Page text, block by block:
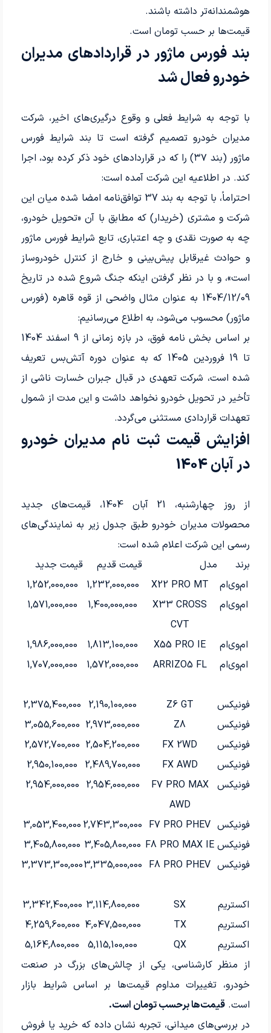
هوشمندانه‌تر داشته باشند.
قیمت‌ها بر حسب تومان است.
بند فورس ماژور در قراردادهای مدیران
خودرو فعال شد
با توجه به شرایط فعلی و وقوع درگیری‌های اخیر، شرکت
مدیران خودرو تصمیم گرفته است تا بند شرایط فورس
ماژور (بند ۳۷) را که در قراردادهای خود ذکر کرده بود، اجرا
کند. در اطلاعیه این شرکت آمده است:
احتراماً، با توجه به بند 37 توافق‌نامه امضا شده میان این
شرکت و مشتری (خریدار) که مطابق با آن «تحویل خودرو،
چه به صورت نقدی و چه اعتباری، تابع شرایط فورس ماژور
و حوادث غیرقابل پیش‌بینی و خارج از کنترل خودروساز
است»، و با در نظر گرفتن اینکه جنگ شروع شده در تاریخ
1404/12/09 به عنوان مثال واضحی از قوه قاهره (فورس
ماژور) محسوب می‌شود، به اطلاع می‌رسانیم:
بر اساس بخش نامه فوق، در بازه زمانی از 9 اسفند 1404
تا 19 فروردین 1405 که به عنوان دوره آتش‌بس تعریف
شده است، شرکت تعهدی در قبال جبران خسارت ناشی از
تأخیر در تحویل خودرو نخواهد داشت و این مدت از شمول
تعهدات قراردادی مستثنی می‌گردد.
افزایش قیمت ثبت نام مدیران خودرو
در آبان 1404
از روز چهارشنبه، 21 آبان 1404، قیمت‌های جدید
محصولات مدیران خودرو طبق جدول زیر به نمایندگی‌های
رسمی این شرکت اعلام شده است:
برند
مدل قیمت قدیم
قیمت جدید
ام‌وی‌ام
X22 PRO MT
1,232,000,000
1,252,000,000
ام‌وی‌ام
X33 CROSS
CVT
1,400,000,000
1,571,000,000
ام‌وی‌ام X55 PRO IE
1,813,100,000
1,986,000,000
ام‌وی‌ام
ARRIZO5 FL
1,572,000,000
1,707,000,000
فونیکس Z6 GT
2,190,100,000
2,375,400,000
فونیکس
Z8
2,973,000,000
3,055,600,000
فونیکس
FX 2WD
2,504,200,000
2,572,700,000
فونیکس
FX AWD
2,489,700,000
2,950,100,000
فونیکس
F7 PRO MAX
AWD
2,954,000,000
2,954,000,000
فونیکس F7 PRO PHEV
2,743,300,000
3,053,400,000
فونیکس F8 PRO MAX IE
3,405,800,000
3,405,800,000
فونیکس F8 PRO PHEV
3,335,000,000
3,373,300,000
اکستریم SX
3,114,800,000
3,342,400,000
اکستریم
TX
4,047,500,000
4,259,600,000
اکستریم
QX
5,115,100,000
5,164,800,000
از منظر کارشناسی، یکی از چالش‌های بزرگ در صنعت
خودرو، تغییرات مداوم قیمت‌ها بر اساس شرایط بازار
است. قیمت‌ها برحسب تومان است.
در بررسی‌های میدانی، تجربه نشان داده که خرید یا فروش